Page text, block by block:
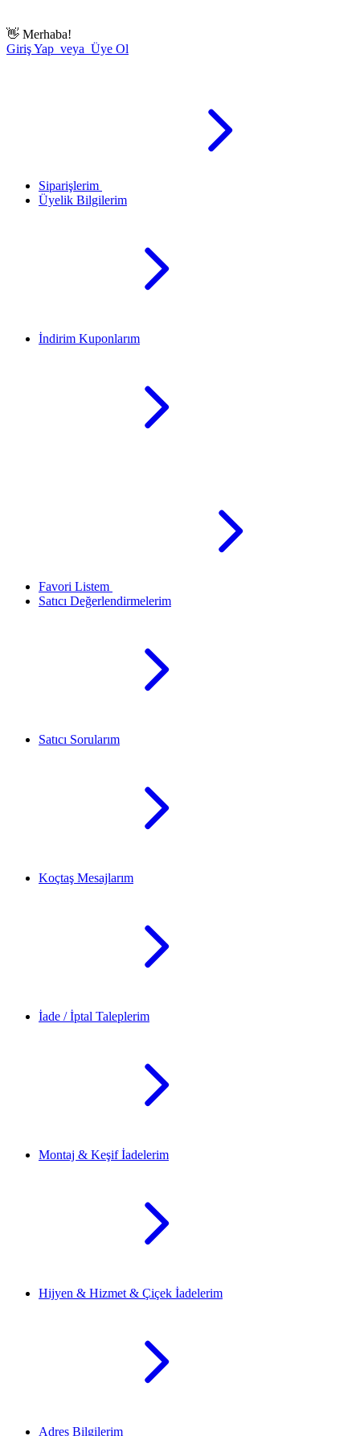
👋 Merhaba!
Giriş Yap veya Üye Ol
Siparişlerim
Üyelik Bilgilerim
İndirim Kuponlarım
Favori Listem
Satıcı Değerlendirmelerim
Satıcı Sorularım
Koçtaş Mesajlarım
İade / İptal Taleplerim
Montaj & Keşif İadelerim
Hijyen & Hizmet & Çiçek İadelerim
Adres Bilgilerim